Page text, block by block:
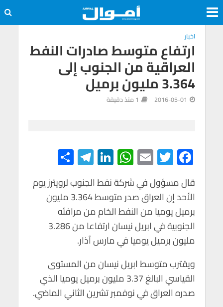
اخبار
ارتفاع متوسط صادرات النفط
العراقية من الجنوب إلى
3.364 مليون برميل
2016-05-01 1 منذ دقيقة
F
ac
e
b
o
o
k
T
wi
tt
er
E
m
ail
W
h
at
s
A
p
p
Li
n
ke
dI
n
Te
le
gr
a
m
h
ar
e
قال مسؤول في شركة نفط الجنوب لرويترز يوم
الأحد إن العراق صدر متوسط 3.364 مليون
برميل يوميا من النفط الخام من مرافئه
الجنوبية في ابريل نيسان ارتفاعا من 3.286
مليون برميل يوميا في مارس آذار.
ويقترب متوسط ابريل نيسان من المستوى
القياسي البالغ 3.37 مليون برميل يوميا الذي
صدره العراق في نوفمبر تشرين الثاني الماضي.